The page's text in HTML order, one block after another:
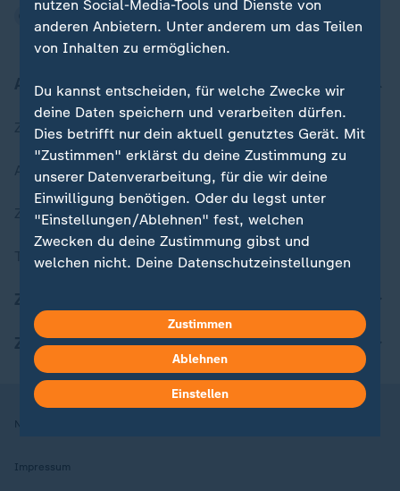
Aktuell bei ZDFheute
Zuletzt veröffentlicht
Aktuelle Sendungs-Videos
ZDFheute Stories
Themen im Überblick
ZDFheute Apps
Nutzungsbedingungen
Impressum
nutzen Social-Media-Tools und Dienste von
anderen Anbietern. Unter anderem um das Teilen
von Inhalten zu ermöglichen.
Du kannst entscheiden, für welche Zwecke wir
deine Daten speichern und verarbeiten dürfen.
Dies betrifft nur dein aktuell genutztes Gerät. Mit
"Zustimmen" erklärst du deine Zustimmung zu
unserer Datenverarbeitung, für die wir deine
Einwilligung benötigen. Oder du legst unter
"Einstellungen/Ablehnen" fest, welchen
Zwecken du deine Zustimmung gibst und
welchen nicht. Deine Datenschutzeinstellungen
Hier findest du das Impressum.
Weitere Informationen findest du in unserer
Datenschutzerklärung.
Zustimmen
Ablehnen
Einstellen